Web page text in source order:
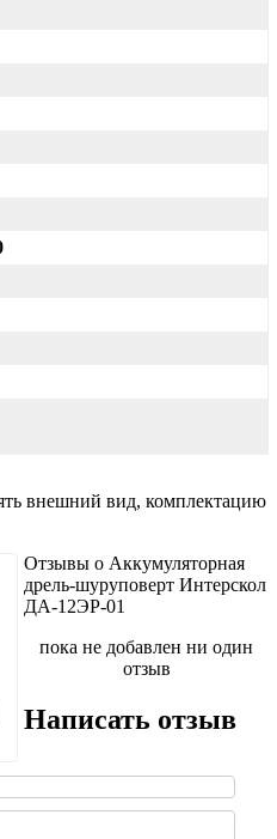
внешний вид, комплектацию
Отзывы о Аккумуляторная
дрель-шуруповерт Интерскол
ДА-12ЭР-01
пока не добавлен ни один
отзыв
Написать отзыв